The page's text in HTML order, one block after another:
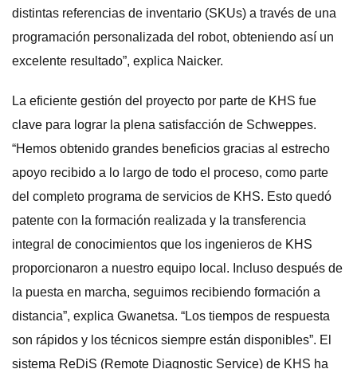
distintas referencias de inventario (SKUs) a través de una
programación personalizada del robot, obteniendo así un
excelente resultado”, explica Naicker.
La eficiente gestión del proyecto por parte de KHS fue
clave para lograr la plena satisfacción de Schweppes.
“Hemos obtenido grandes beneficios gracias al estrecho
apoyo recibido a lo largo de todo el proceso, como parte
del completo programa de servicios de KHS. Esto quedó
patente con la formación realizada y la transferencia
integral de conocimientos que los ingenieros de KHS
proporcionaron a nuestro equipo local. Incluso después de
la puesta en marcha, seguimos recibiendo formación a
distancia”, explica Gwanetsa. “Los tiempos de respuesta
son rápidos y los técnicos siempre están disponibles”. El
sistema ReDiS (Remote Diagnostic Service) de KHS ha